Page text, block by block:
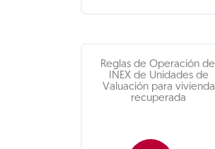
Reglas de Operación del
INEX de Unidades de
Valuación para vivienda
recuperada